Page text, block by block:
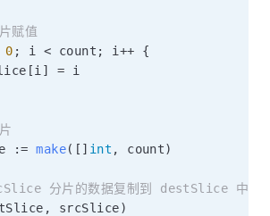
赋值
0 ; i < count ; i ++
{
[i ] = i
:= make( [ ] int , count)
分片的数据复制到 destSlice 中
, srcSlice)